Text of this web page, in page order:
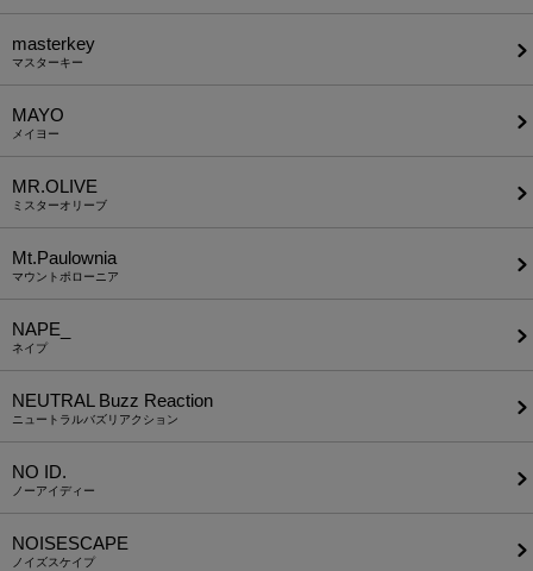
masterkey
マスターキー
MAYO
メイヨー
MR.OLIVE
ミスターオリーブ
Mt.Paulownia
マウントポローニア
NAPE_
ネイプ
NEUTRAL Buzz Reaction
ニュートラルバズリアクション
NO ID.
ノーアイディー
NOISESCAPE
ノイズスケイプ